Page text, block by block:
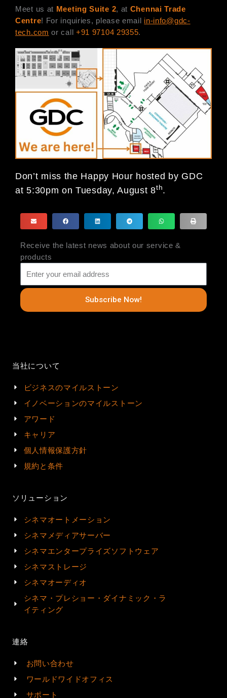
Meet us at Meeting Suite 2, at Chennai Trade
Centre! For inquiries, please email in-info@gdc-
tech.com or call +91 97104 29355.
Don’t miss the Happy Hour hosted by GDC
at 5:30pm on Tuesday, August 8th.
Receive the latest news about our service &
products
Subscribe Now!
当社について
ビジネスのマイルストーン
イノベーションのマイルストーン
アワード
キャリア
個人情報保護方針
規約と条件
ソリューション
シネマオートメーション
シネマメディアサーバー
シネマエンタープライズソフトウェア
シネマストレージ
シネマオーディオ
シネマ・プレショー・ダイナミック・ラ
イティング
連絡
お問い合わせ
ワールドワイドオフィス
サポート